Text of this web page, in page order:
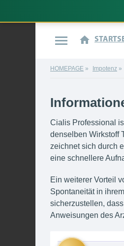
HOMEPAGE Impotenz
Cialis Professional
denselben Wirkstoff
zeichnet sich durch
eine schnellere
Ein weiterer Vorteil
Spontaneität in
sicherzustellen,
Anweisungen des